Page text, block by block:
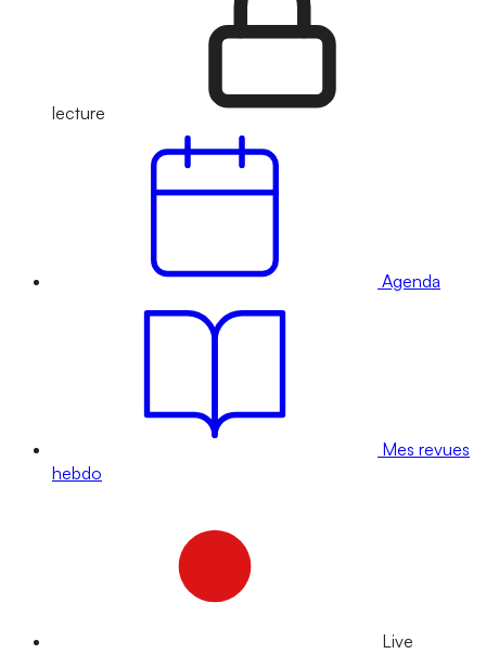
lecture
Agenda
Mes revues
hebdo
Live